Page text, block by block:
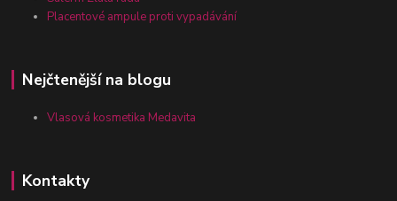
Placentové ampule proti vypadávání
Nejčtenější na blogu
Vlasová kosmetika Medavita
Kontakty